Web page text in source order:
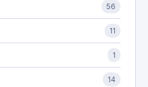
56
11
1
14